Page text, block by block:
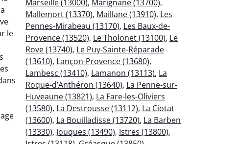
le
Marseille (13000), Marignane (13700),
Mallemort (13370), Maillane (13910), Les
Pennes-Mirabeau (13170), Les Baux-de-
Provence (13520), Le Tholonet (13100), Le
Rove (13740), Le Puy-Sainte-Réparade
(13610), Lançon-Provence (13680),
Lambesc (13410), Lamanon (13113), La
Roque-d’Anthéron (13640), La Penne-sur-
Huveaune (13821), La Fare-les-Oliviers
(13580), La Destrousse (13112), La Ciotat
(13600), La Bouilladisse (13720), La Barben
(13330), Jouques (13490), Istres (13800),